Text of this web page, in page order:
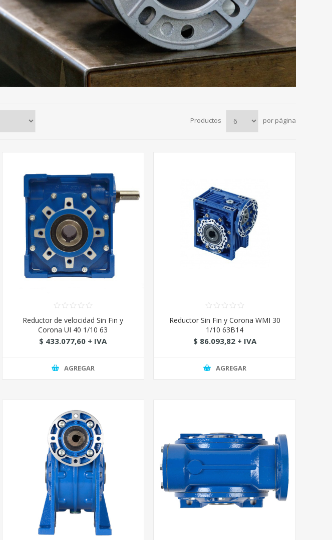
Productos por página
Reductor de velocidad Sin Fin y
Corona UI 40 1/10 63
$ 433.077,60 + IVA
AGREGAR
Reductor Sin Fin y Corona WMI 30
1/10 63B14
$ 86.093,82 + IVA
AGREGAR